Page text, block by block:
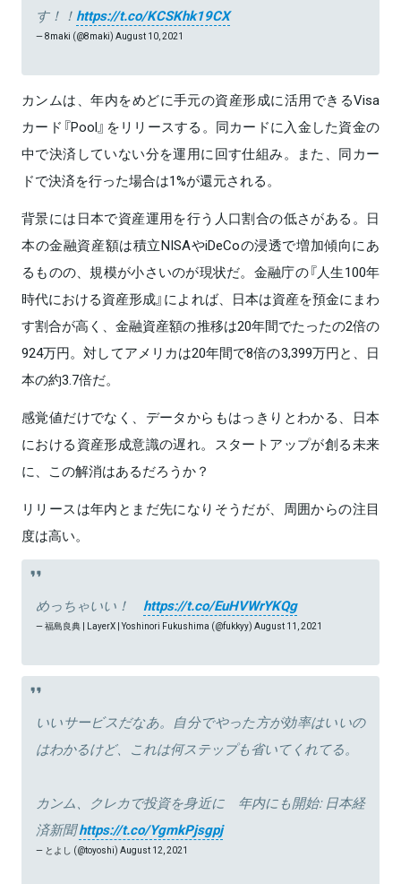
す！！https://t.co/KCSKhk19CX
— 8maki (@8maki) August 10, 2021
カンムは、年内をめどに手元の資産形成に活用できるVisa
カード『Pool』をリリースする。同カードに入金した資金の
中で決済していない分を運用に回す仕組み。また、同カー
ドで決済を行った場合は1%が還元される。
背景には日本で資産運用を行う人口割合の低さがある。日
本の金融資産額は積立NISAやiDeCoの浸透で増加傾向にあ
るものの、規模が小さいのが現状だ。金融庁の『人生100年
時代における資産形成』によれば、日本は資産を預金にまわ
す割合が高く、金融資産額の推移は20年間でたったの2倍の
924万円。対してアメリカは20年間で8倍の3,399万円と、日
本の約3.7倍だ。
感覚値だけでなく、データからもはっきりとわかる、日本
における資産形成意識の遅れ。スタートアップが創る未来
に、この解消はあるだろうか？
リリースは年内とまだ先になりそうだが、周囲からの注目
度は高い。
めっちゃいい！ https://t.co/EuHVWrYKQg
— 福島良典 | LayerX | Yoshinori Fukushima (@fukkyy) August 11, 2021
いいサービスだなあ。自分でやった方が効率はいいの
はわかるけど、これは何ステップも省いてくれてる。
カンム、クレカで投資を身近に 年内にも開始: 日本経
済新聞https://t.co/YgmkPjsgpj
— とよし (@toyoshi) August 12, 2021